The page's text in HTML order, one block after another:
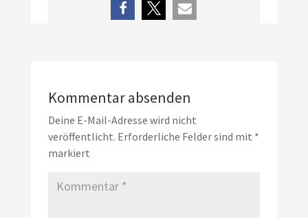
Kommentar absenden
Deine E-Mail-Adresse wird nicht
veröffentlicht. Erforderliche Felder sind mit *
markiert